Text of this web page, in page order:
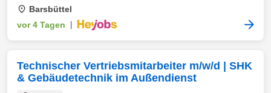
Barsbüttel
vor 4 Tagen
Technischer Vertriebsmitarbeiter m/w/d | SHK
& Gebäudetechnik im Außendienst